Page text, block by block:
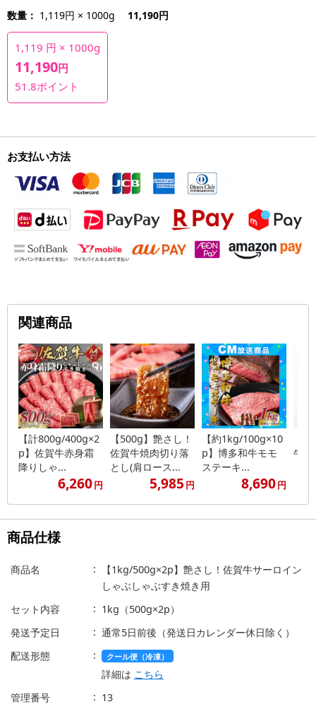
数量： 1,119円 × 1000g 11,190円
1,119 円 × 1000g
11,190円
51.8ポイント
お支払い方法
関連商品
【計800g/400g×2
p】佐賀牛赤身霜
降りしゃ...
6,260円
【500g】艶さし！
佐賀牛焼肉切り落
とし(肩ロース...
5,985 円
【約1kg/100g×10
p】博多和牛モモ
ステーキ...
8,690円
牛シ
商品仕様
商品名
【1kg/500g×2p】艶さし！佐賀牛サーロイン
しゃぶしゃぶすき焼き用
セット内容
1kg（500g×2p）
発送予定日
通常5日前後（発送日カレンダー休日除く）
配送形態
クール便（冷凍）
詳細は こちら
管理番号
13